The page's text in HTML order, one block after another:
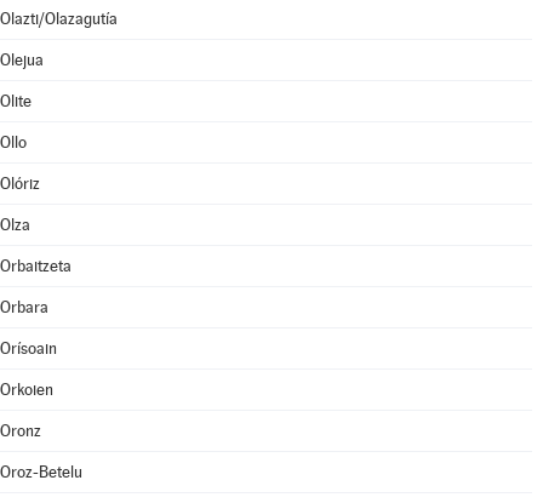
Olazti/Olazagutía
Olejua
Olite
Ollo
Olóriz
Olza
Orbaitzeta
Orbara
Orísoain
Orkoien
Oronz
Oroz-Betelu